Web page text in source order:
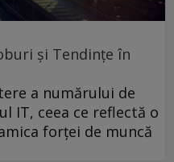
și Tendințe în
a numărului de
IT, ceea ce reflectă o
forței de muncă